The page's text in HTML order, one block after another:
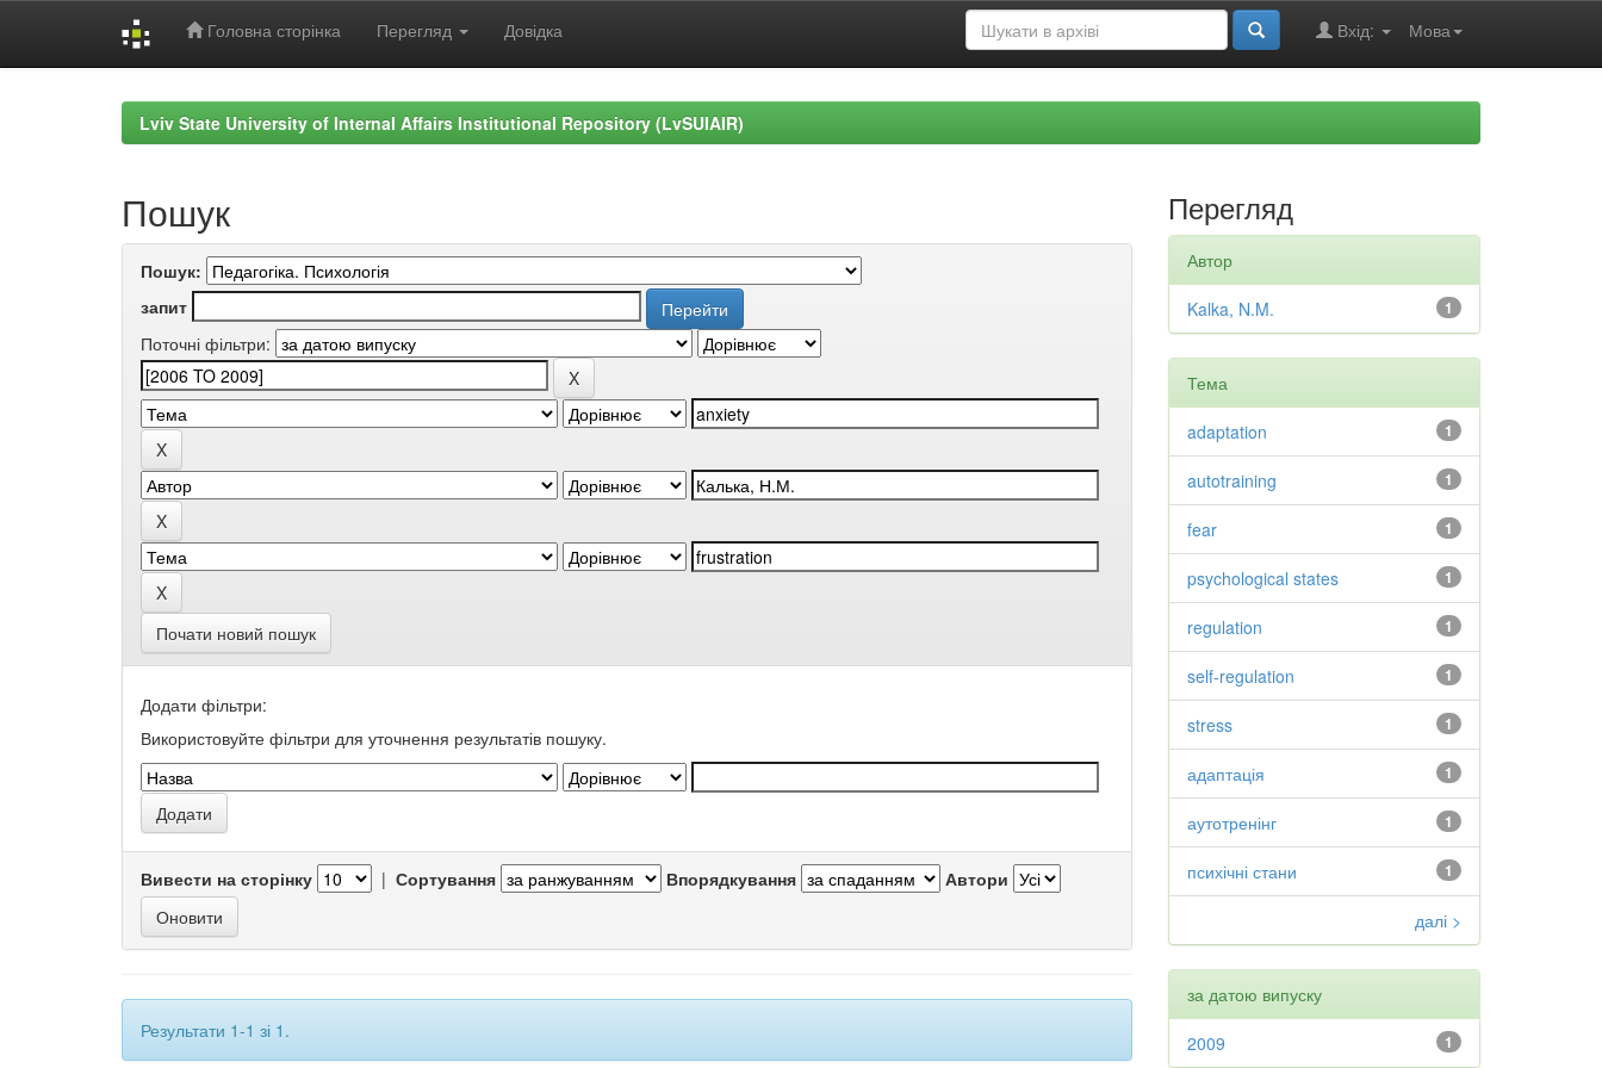
Головна сторінка Перегляд Довідка Мова
Вхід:
Lviv State University of Internal Affairs Institutional Repository (LvSUIAIR)
Пошук
Пошук:
запит
Поточні фільтри:
Почати новий пошук
Додати фільтри:
Використовуйте фільтри для уточнення результатів пошуку.
Вивести на сторінку | Сортування Впорядкування Автори
Результати 1-1 зі 1.
Перегляд
Автор
1
Kalka, N.M.
Тема
1
adaptation
1
autotraining
1
fear
1
psychological states
1
regulation
1
self-regulation
1
stress
1
адаптація
1
аутотренінг
1
психічні стани
далі >
за датою випуску
1
2009